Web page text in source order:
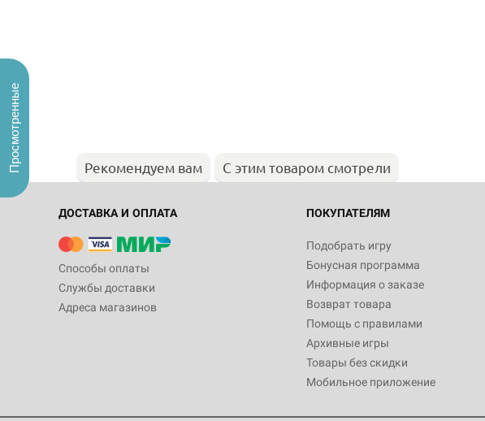
Рекомендуем вам С этим товаром смотрели
ДОСТАВКА И ОПЛАТА
Способы оплаты
Службы доставки
Адреса магазинов
ПОКУПАТЕЛЯМ
Подобрать игру
Бонусная программа
Информация о заказе
Возврат товара
Помощь с правилами
Архивные игры
Товары без скидки
Мобильное приложение
Просмотренные